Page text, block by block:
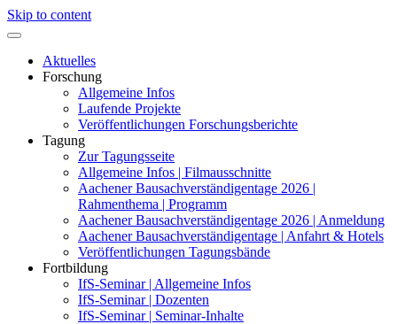
Skip to content
Aktuelles
Forschung
Allgemeine Infos
Laufende Projekte
Veröffentlichungen Forschungsberichte
Tagung
Zur Tagungsseite
Allgemeine Infos | Filmausschnitte
Aachener Bausachverständigentage 2026 |
Rahmenthema | Programm
Aachener Bausachverständigentage 2026 | Anmeldung
Aachener Bausachverständigentage | Anfahrt & Hotels
Veröffentlichungen Tagungsbände
Fortbildung
IfS-Seminar | Allgemeine Infos
IfS-Seminar | Dozenten
IfS-Seminar | Seminar-Inhalte